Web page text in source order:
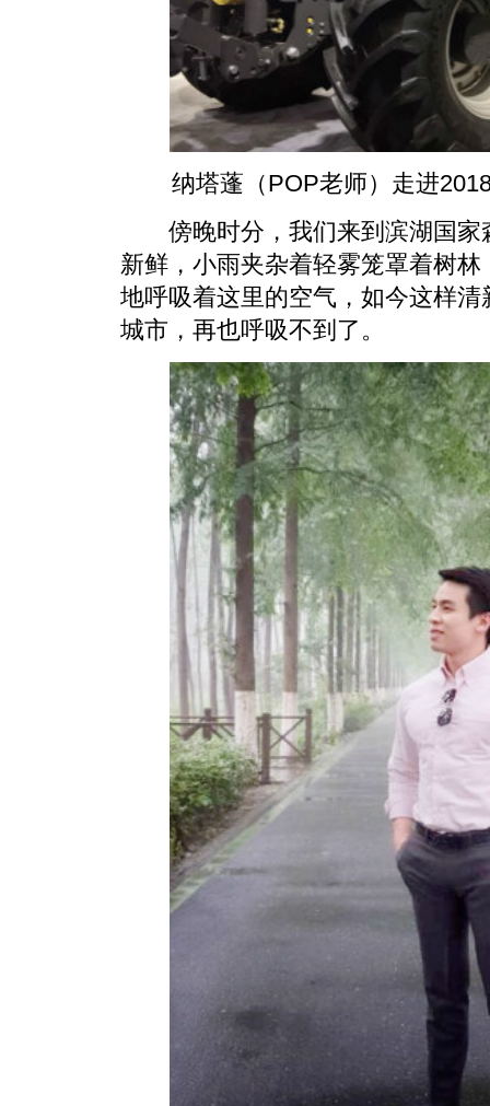
纳塔蓬（POP老师）走进2018
傍晚时分，我们来到滨湖国家
新鲜，小雨夹杂着轻雾笼罩着树
地呼吸着这里的空气，如今这样
城市，再也呼吸不到了。